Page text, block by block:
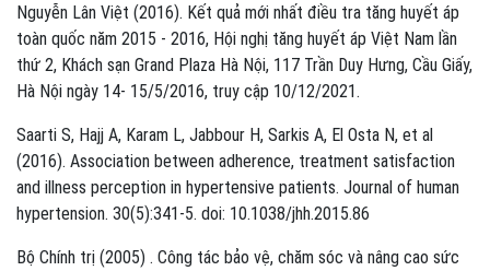
Nguyễn Lân Việt (2016). Kết quả mới nhất điều tra tăng huyết áp
toàn quốc năm 2015 - 2016, Hội nghị tăng huyết áp Việt Nam lần
thứ 2, Khách sạn Grand Plaza Hà Nội, 117 Trần Duy Hưng, Cầu Giấy,
Hà Nội ngày 14- 15/5/2016, truy cập 10/12/2021.
Saarti S, Hajj A, Karam L, Jabbour H, Sarkis A, El Osta N, et al
(2016). Association between adherence, treatment satisfaction
and illness perception in hypertensive patients. Journal of human
hypertension. 30(5):341-5. doi: 10.1038/jhh.2015.86
Bộ Chính trị (2005) . Công tác bảo vệ, chăm sóc và nâng cao sức